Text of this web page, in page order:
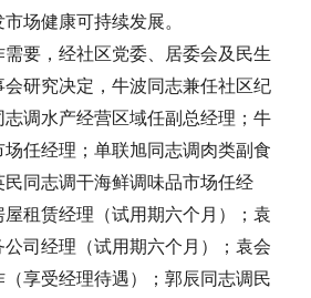
场健康可持续发展。
要，经社区党委、居委会及民生
研究决定，牛波同志兼任社区纪
调水产经营区域任副总经理；牛
任经理；单联旭同志调肉类副食
同志调干海鲜调味品市场任经
租赁经理（试用期六个月）；袁
司经理（试用期六个月）；袁会
享受经理待遇）；郭辰同志调民